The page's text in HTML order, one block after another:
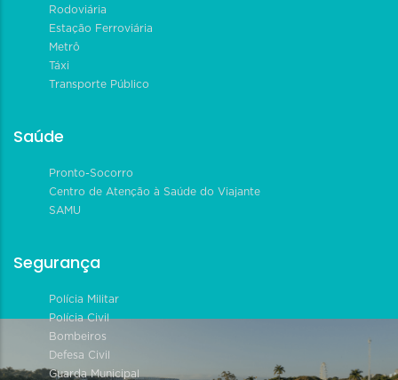
Rodoviária
Estação Ferroviária
Metrô
Táxi
Transporte Público
Saúde
Pronto-Socorro
Centro de Atenção à Saúde do Viajante
SAMU
Segurança
Polícia Militar
Polícia Civil
Bombeiros
Defesa Civil
Guarda Municipal